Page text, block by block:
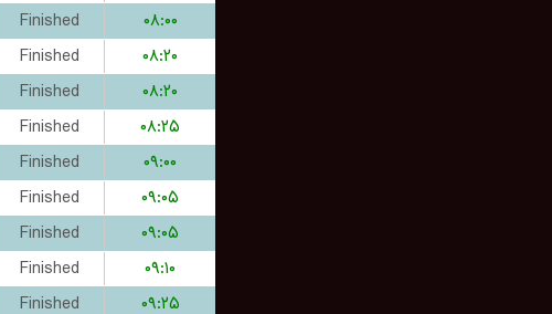
Finished
۰۸:۰۰
Finished
۰۸:۲۰
Finished
۰۸:۲۰
Finished
۰۸:۲۵
Finished
۰۹:۰۰
Finished
۰۹:۰۵
Finished
۰۹:۰۵
Finished
۰۹:۱۰
Finished
۰۹:۲۵